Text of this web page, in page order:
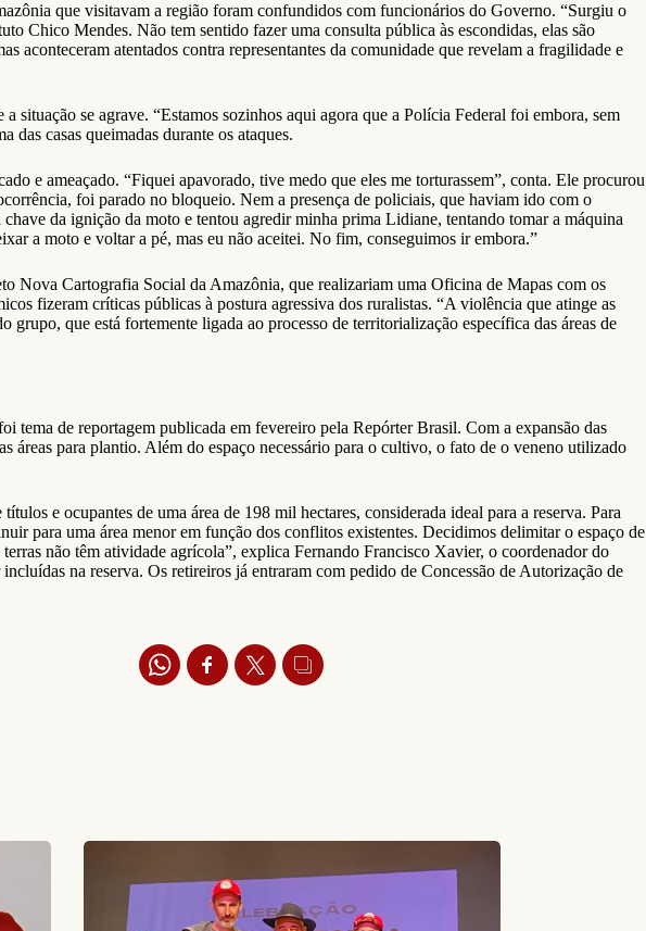
que visitavam a região foram confundidos com funcionários do Governo. “Surgiu o
Chico Mendes. Não tem sentido fazer uma consulta pública às escondidas, elas são
aconteceram atentados contra representantes da comunidade que revelam a fragilidade e
situação se agrave. “Estamos sozinhos aqui agora que a Polícia Federal foi embora, sem
casas queimadas durante os ataques.
e ameaçado. “Fiquei apavorado, tive medo que eles me torturassem”, conta. Ele procurou
foi parado no bloqueio. Nem a presença de policiais, que haviam ido com o
da ignição da moto e tentou agredir minha prima Lidiane, tentando tomar a máquina
a moto e voltar a pé, mas eu não aceitei. No fim, conseguimos ir embora.”
Nova Cartografia Social da Amazônia, que realizariam uma Oficina de Mapas com os
fizeram críticas públicas à postura agressiva dos ruralistas. “A violência que atinge as
que está fortemente ligada ao processo de territorialização específica das áreas de
tema de reportagem publicada em fevereiro pela Repórter Brasil. Com a expansão das
áreas para plantio. Além do espaço necessário para o cultivo, o fato de o veneno utilizado
e ocupantes de uma área de 198 mil hectares, considerada ideal para a reserva. Para
para uma área menor em função dos conflitos existentes. Decidimos delimitar o espaço de
não têm atividade agrícola”, explica Fernando Francisco Xavier, o coordenador do
na reserva. Os retireiros já entraram com pedido de Concessão de Autorização de